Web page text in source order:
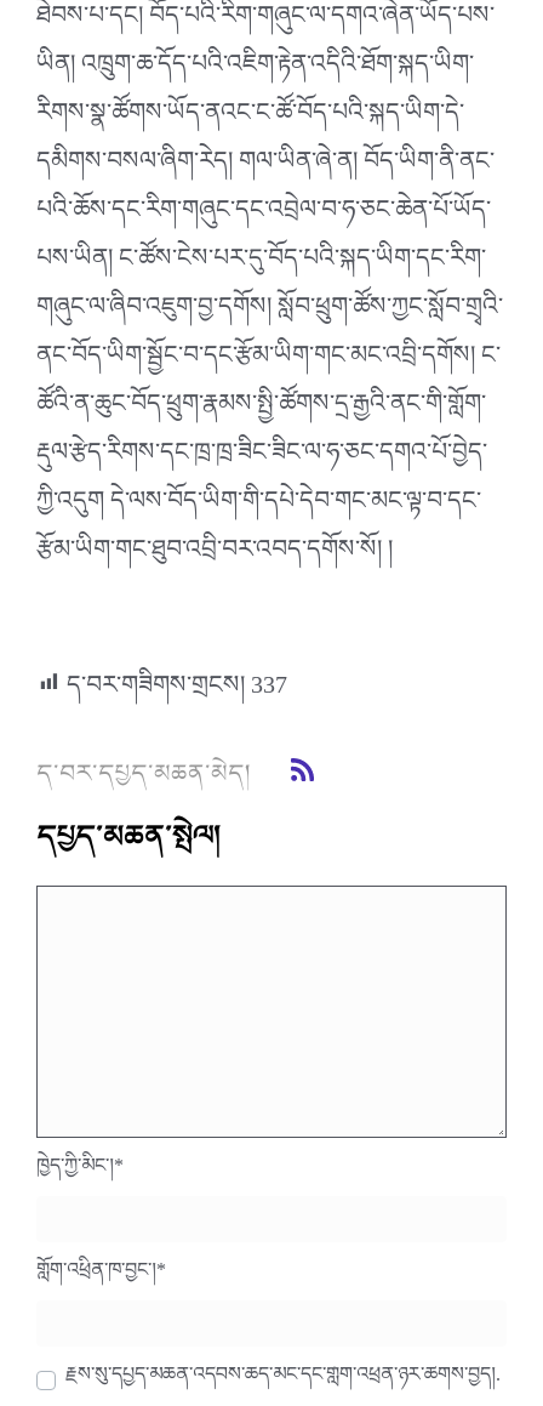
ཐེབས་པ་དང། བོད་པའི་རིག་གཞུང་ལ་དགའ་ཞེན་ཡོད་པས་
ཡིན། འཁྲུག་ཆ་དོད་པའི་འཇིག་རྟེན་འདིའི་ཐོག་སྐད་ཡིག་
རིགས་སྣ་ཚོགས་ཡོད་ནའང་ང་ཚོ་བོད་པའི་སྐད་ཡིག་དེ་
དམིགས་བསལ་ཞིག་རེད། གལ་ཡིན་ཞེ་ན། བོད་ཡིག་ནི་ནང་
པའི་ཆོས་དང་རིག་གཞུང་དང་འབྲེལ་བ་ཧ་ཅང་ཆེན་པོ་ཡོད་
པས་ཡིན། ང་ཚོས་ངེས་པར་དུ་བོད་པའི་སྐད་ཡིག་དང་རིག་
གཞུང་ལ་ཞིབ་འཇུག་བྱ་དགོས། སློབ་ཕྲུག་ཚོས་ཀྱང་སློབ་གྲྭའི་
ནང་བོད་ཡིག་སྦྱོང་བ་དང་རྩོམ་ཡིག་གང་མང་འབྲི་དགོས། ང་
ཚོའི་ན་ཆུང་བོད་ཕྲུག་རྣམས་སྤྱི་ཚོགས་དྲ་རྒྱའི་ནང་གི་གློག་
རྡུལ་རྩེད་རིགས་དང་ཁྲ་ཁྲ་ཟིང་ཟིང་ལ་ཧ་ཅང་དགའ་པོ་བྱེད་
ཀྱི་འདུག དེ་ལས་བོད་ཡིག་གི་དཔེ་དེབ་གང་མང་ལྟ་བ་དང་
རྩོམ་ཡིག་གང་ཐུབ་འབྲི་བར་འབད་དགོས་སོ། །
ད་བར་གཟིགས་གྲངས།337
ད་བར་དཔྱད་མཆན་མེད།
དཔྱད་མཆན་སྤེལ།
ཁྱེད་ཀྱི་མིང་།*
གློག་འཕྲིན་ཁ་བྱང་།*
རྗེས་སུ་དཔྱད་མཆན་འདེབས་ཆེད་མིང་དང་གློག་འཕྲིན་ཉར་ཚགས་བྱེད།.